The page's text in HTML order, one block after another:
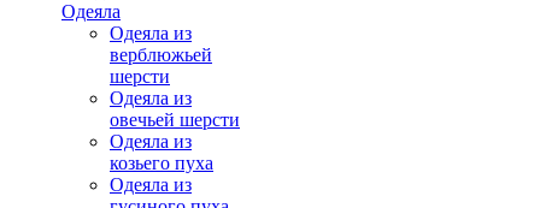
Одеяла
Одеяла из
верблюжьей
шерсти
Одеяла из
овечьей шерсти
Одеяла из
козьего пуха
Одеяла из